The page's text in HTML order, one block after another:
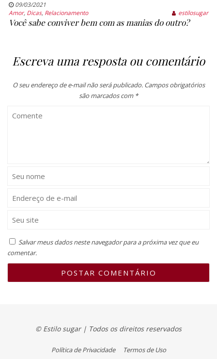
09/03/2021
Amor, Dicas, Relacionamento estilosugar
Você sabe conviver bem com as manias do outro?
Escreva uma resposta ou comentário
O seu endereço de e-mail não será publicado. Campos obrigatórios
são marcados com *
Salvar meus dados neste navegador para a próxima vez que eu
comentar.
© Estilo sugar | Todos os direitos reservados
Política de Privacidade Termos de Uso